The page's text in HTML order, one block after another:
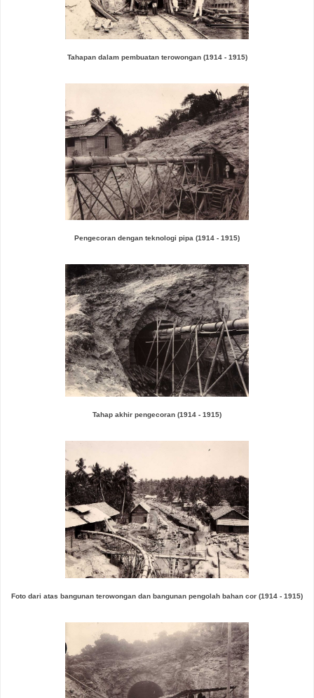
Tahapan dalam pembuatan terowongan (1914 - 1915)
Pengecoran dengan teknologi pipa (1914 - 1915)
Tahap akhir pengecoran (1914 - 1915)
Foto dari atas bangunan terowongan dan bangunan pengolah bahan cor (1914 - 1915)